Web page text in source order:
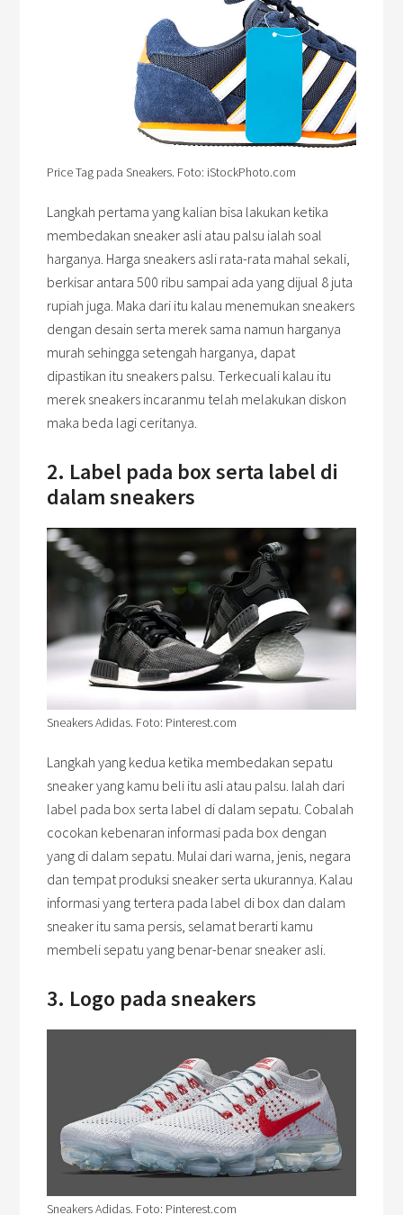
Price Tag pada Sneakers. Foto: iStockPhoto.com
Langkah pertama yang kalian bisa lakukan ketika
membedakan sneaker asli atau palsu ialah soal
harganya. Harga sneakers asli rata-rata mahal sekali,
berkisar antara 500 ribu sampai ada yang dijual 8 juta
rupiah juga. Maka dari itu kalau menemukan sneakers
dengan desain serta merek sama namun harganya
murah sehingga setengah harganya, dapat
dipastikan itu sneakers palsu. Terkecuali kalau itu
merek sneakers incaranmu telah melakukan diskon
maka beda lagi ceritanya.
2. Label pada box serta label di
dalam sneakers
Sneakers Adidas. Foto: Pinterest.com
Langkah yang kedua ketika membedakan sepatu
sneaker yang kamu beli itu asli atau palsu. Ialah dari
label pada box serta label di dalam sepatu. Cobalah
cocokan kebenaran informasi pada box dengan
yang di dalam sepatu. Mulai dari warna, jenis, negara
dan tempat produksi sneaker serta ukurannya. Kalau
informasi yang tertera pada label di box dan dalam
sneaker itu sama persis, selamat berarti kamu
membeli sepatu yang benar-benar sneaker asli.
3. Logo pada sneakers
Sneakers Adidas. Foto: Pinterest.com